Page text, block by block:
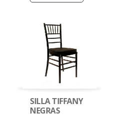
SILLA TIFFANY
NEGRAS